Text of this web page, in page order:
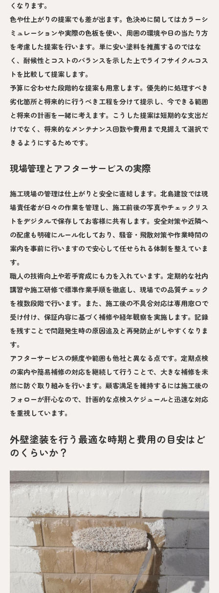
くなります。
色や仕上がりの提案でも差が出ます。色決めに関してはカラーシ
ミュレーションや実際の色板を使い、周囲の環境や日の当たり方
を考慮した提案を行います。単に安い塗料を推薦するのではな
く、耐候性とコストのバランスを示した上でライフサイクルコス
トを比較して提案します。
予算に合わせた段階的な提案も用意します。優先的に処理すべき
劣化箇所と将来的に行うべき工程を分けて提示し、今できる範囲
と将来の計画を一緒に考えます。こうした提案は短期的な支出だ
けでなく、将来的なメンテナンス回数や費用まで見据えて選択で
きるようにするためです。
現場管理とアフターサービスの実際
施工現場の管理は仕上がりと安全に直結します。北島建設では現
場責任者が日々の作業を管理し、施工前後の写真やチェックリス
トをデジタルで保存してお客様に共有します。安全対策や近隣へ
の配慮も明確にルール化しており、騒音・飛散対策や作業時間の
案内を事前に行いますので安心して任せられる体制を整えていま
す。
職人の技術向上や若手育成にも力を入れています。定期的な社内
講習や施工研修で標準作業手順を徹底し、現場での品質チェック
を複数段階で行います。また、施工後の不具合対応は専用窓口で
受け付け、保証内容に基づく補修や経年観察を実施します。記録
を残すことで問題発生時の原因追及と再発防止がしやすくなりま
す。
アフターサービスの頻度や範囲も他社と異なる点です。定期点検
の案内や簡易補修の対応を継続して行うことで、大きな補修を未
然に防ぐ取り組みを行います。顧客満足を維持するには施工後の
フォローが肝心なので、計画的な点検スケジュールと迅速な対応
を重視しています。
外壁塗装を行う最適な時期と費用の目安はど
のくらいか？